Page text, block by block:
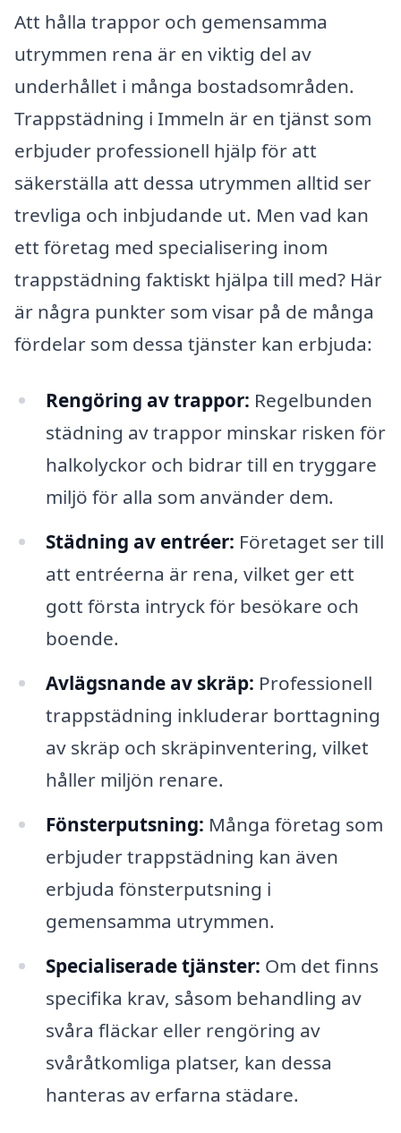
Att hålla trappor och gemensamma
utrymmen rena är en viktig del av
underhållet i många bostadsområden.
Trappstädning i Immeln är en tjänst som
erbjuder professionell hjälp för att
säkerställa att dessa utrymmen alltid ser
trevliga och inbjudande ut. Men vad kan
ett företag med specialisering inom
trappstädning faktiskt hjälpa till med? Här
är några punkter som visar på de många
fördelar som dessa tjänster kan erbjuda:
Rengöring av trappor: Regelbunden
städning av trappor minskar risken för
halkolyckor och bidrar till en tryggare
miljö för alla som använder dem.
Städning av entréer: Företaget ser till
att entréerna är rena, vilket ger ett
gott första intryck för besökare och
boende.
Avlägsnande av skräp: Professionell
trappstädning inkluderar borttagning
av skräp och skräpinventering, vilket
håller miljön renare.
Fönsterputsning: Många företag som
erbjuder trappstädning kan även
erbjuda fönsterputsning i
gemensamma utrymmen.
Specialiserade tjänster: Om det finns
specifika krav, såsom behandling av
svåra fläckar eller rengöring av
svåråtkomliga platser, kan dessa
hanteras av erfarna städare.